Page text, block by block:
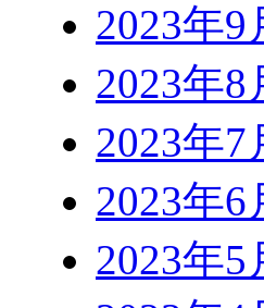
2023年9
2023年8
2023年7
2023年6
2023年5